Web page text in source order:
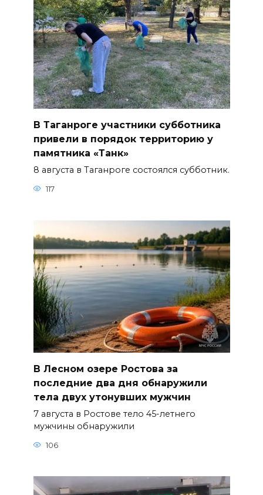
В Таганроге участники субботника
привели в порядок территорию у
памятника «Танк»
8 августа в Таганроге состоялся субботник.
117
В Лесном озере Ростова за
последние два дня обнаружили
тела двух утонувших мужчин
7 августа в Ростове тело 45-летнего
мужчины обнаружили
106